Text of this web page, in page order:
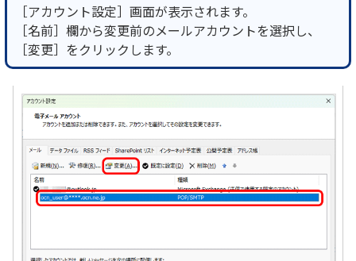
［アカウント設定］画面が表示されます。
［名前］欄から変更前のメールアカウントを選択し、
［変更］をクリックします。